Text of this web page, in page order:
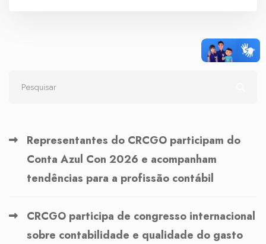
Representantes do CRCGO participam do
Conta Azul Con 2026 e acompanham
tendências para a profissão contábil
CRCGO participa de congresso internacional
sobre contabilidade e qualidade do gasto